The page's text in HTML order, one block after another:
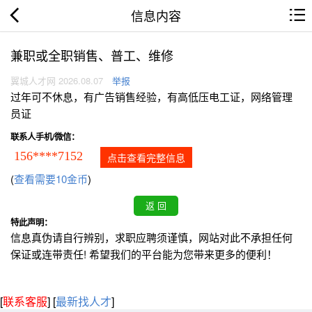
信息内容
兼职或全职销售、普工、维修
翼城人才网 2026.08.07 举报
过年可不休息，有广告销售经验，有高低压电工证，网络管理
员证
联系人手机/微信：
156****7152 点击查看完整信息
(查看需要10金币)
特此声明：
信息真伪请自行辨别，求职应聘须谨慎，网站对此不承担任何
保证或连带责任! 希望我们的平台能为您带来更多的便利！
[联系客服] [最新找人才]